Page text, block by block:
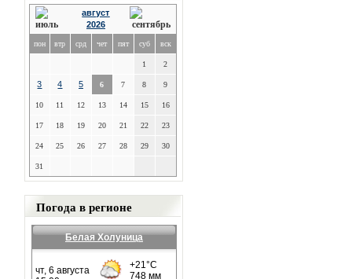
август
2026
пон втр срд чет пят суб вск
1 2
3 4 5 6 7 8 9
10 11 12 13 14 15 16
17 18 19 20 21 22 23
24 25 26 27 28 29 30
31
Погода в регионе
Белая Холуница